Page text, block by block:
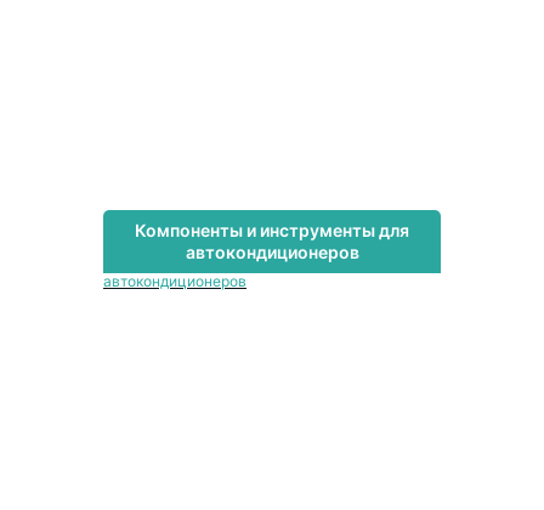
Компоненты и инструменты для
автокондиционеров